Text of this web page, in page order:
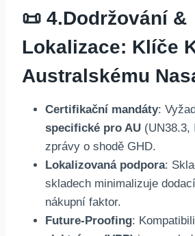
📜 4.Dodržování &
Lokalizace: Klíče
Australskému
Certifikační mandáty:
specifické pro AU (UN38.3,
zprávy o shodě GHD.
Lokalizovaná podpora:
skladech minimalizuje
nákupní faktor.
Future-Proofing: